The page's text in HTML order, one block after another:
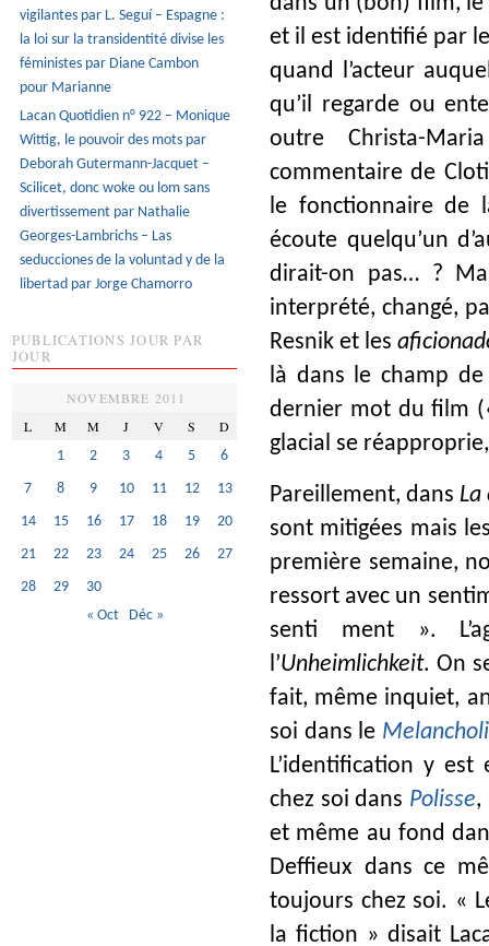
et il est identifié par
quand l’acteur
qu’il regarde ou
outreChrista-
commentaire de
le fonctionnaire de
écoute quelqu’un
dirait-on pas… ?
interprété, changé,
Resnik et les
là dans le champ
dernier mot du film
glacial se
Pareillement, dans La
sont mitigées mais
première semaine,
ressort avec un
senti ment ».
l’Unheimlichkeit. On
fait, même inquiet,
soi dans le
L’identification y
chez soi dans Polisse,
et même au fond
Deffieux dans ce
toujours chez soi. «
la fiction » disait
vigilantes par L. Seguí – Espagne :
la loi sur la transidentité divise les
féministes par Diane Cambon
pour Marianne
Lacan Quotidien n° 922 – Monique
Wittig, le pouvoir des mots par
Deborah Gutermann-Jacquet –
Scilicet, donc woke ou lom sans
divertissement par Nathalie
Georges-Lambrichs – Las
seducciones de la voluntad y de la
libertad par Jorge Chamorro
PUBLICATIONS JOUR PAR
JOUR
NOVEMBRE 2011
L
M M J V S D
1 2 3 4 5
6
7
8 9 10 11 12
13
14
15 16 17 18 19
20
21
22 23 24 25 26
27
28
29
30
« Oct
Déc »